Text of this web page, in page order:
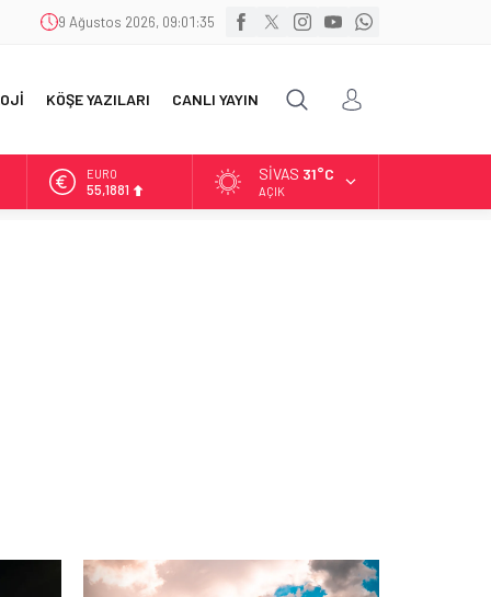
9 Ağustos 2026, 09:01:36
KÖŞE YAZILARI CANLI YAYIN
ALTIN
6.660,55
SIVAS 31°C
AÇIK